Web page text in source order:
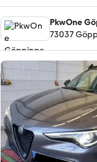
PkwOne
73037